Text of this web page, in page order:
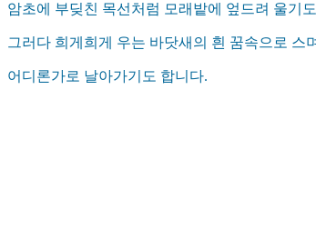
암초에 부딪친 목선처럼 모래밭에 엎드려 울기
그러다 희게희게 우는 바닷새의 흰 꿈속으로 스
어디론가로 날아가기도 합니다.